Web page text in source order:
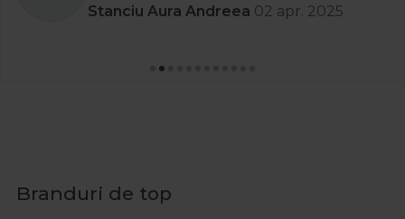
Stanciu Aura Andreea 02 apr. 2025
Branduri de top